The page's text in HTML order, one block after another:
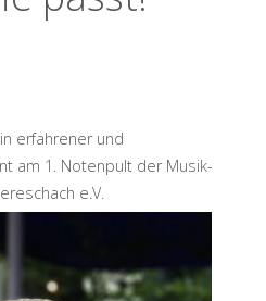
erfahrener und
am 1. Notenpult der Musik-
e.V.